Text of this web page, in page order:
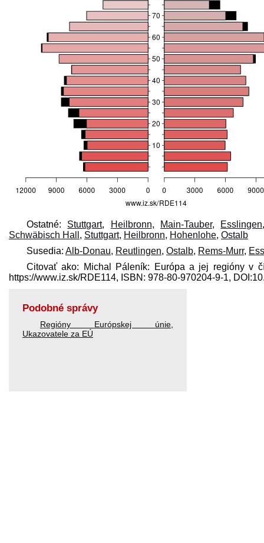
Ostatné: Stuttgart, Heilbronn, Main-Tauber, Esslingen
Schwäbisch Hall , Stuttgart, Heilbronn, Hohenlohe, Ostalb
Susedia: Alb-Donau, Reutlingen, Ostalb, Rems-Murr,
Citovať ako: Michal Páleník: Európa a jej regióny v
https://www.iz.sk/​RDE114, ISBN: 978-80-970204-9-1,
Podobné správy
Regióny Európskej únie,
Ukazovatele za EÚ